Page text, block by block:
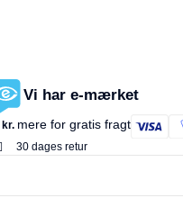
Vi har e-mærket
kr. mere for gratis fragt
30 dages retur